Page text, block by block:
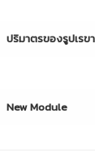
ปริมาตรของรูปเร
New Module